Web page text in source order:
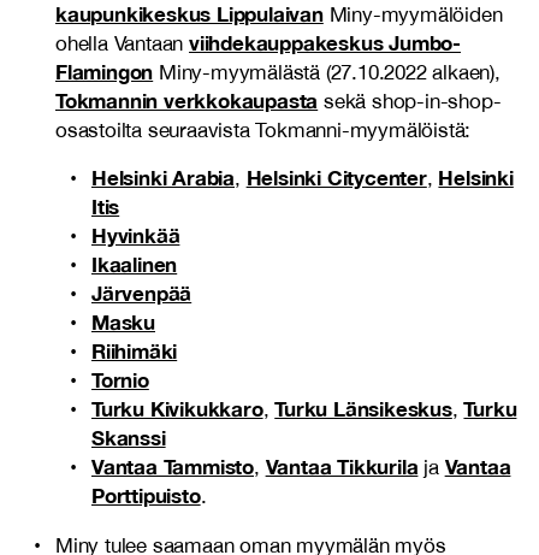
kaupunkikeskus LippulaivanMiny-myymälöiden
ohella Vantaanviihdekauppakeskus Jumbo-
Flamingon Miny-myymälästä (27.10.2022 alkaen),
Tokmannin verkkokaupasta sekä shop-in-shop-
osastoilta seuraavista Tokmanni-myymälöistä:
Helsinki Arabia, Helsinki Citycenter, Helsinki
Itis
Hyvinkää
Ikaalinen
Järvenpää
Masku
Riihimäki
Tornio
Turku Kivikukkaro,Turku Länsikeskus,Turku
Skanssi
Vantaa Tammisto, Vantaa Tikkurila ja Vantaa
Porttipuisto.
Miny tulee saamaan oman myymälän myös